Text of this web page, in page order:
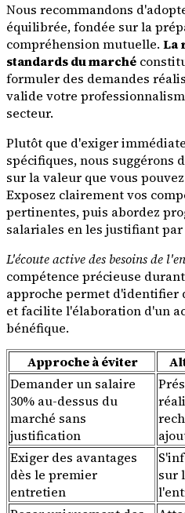
Nous recommandons
équilibrée, fondée sur la
compréhension mutuelle. La
standards du marché
formuler des demandes
valide votre
secteur.
Plutôt que d'exiger
spécifiques, nous suggérons
sur la valeur que vous
Exposez clairement vos
pertinentes, puis abordez
salariales en les justifiant
L'écoute active des besoins de
compétence précieuse
approche permet d'identifier
et facilite l'élaboration d'un
bénéfique.
Approche à éviter
Demander un salaire
30% au-dessus du
marché sans
justification
Exiger des avantages
dès le premier
entretien
sur